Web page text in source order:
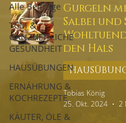
Alle Beiträge
TCM &
GANZHEITLICHE
GESUNDHEIT
HAUSÜBUNGEN
ERNÄHRUNG &
KOCHREZEPTE
KÄUTER, ÖLE &
Gurgeln
Salbei und
den Hals
Tobias König
25. Okt. 2024
2